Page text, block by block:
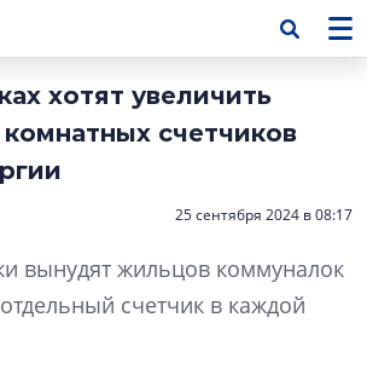
хотят увеличить
счетчиков
25 сентября 2024 в 08:17
вынудят жильцов коммуналок
счетчик в каждой